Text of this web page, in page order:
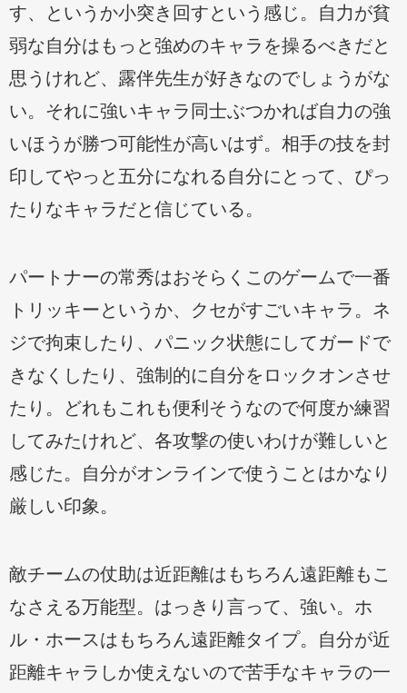
す、というか小突き回すという感じ。自力が貧
弱な自分はもっと強めのキャラを操るべきだと
思うけれど、露伴先生が好きなのでしょうがな
い。それに強いキャラ同士ぶつかれば自力の強
いほうが勝つ可能性が高いはず。相手の技を封
印してやっと五分になれる自分にとって、ぴっ
たりなキャラだと信じている。
パートナーの常秀はおそらくこのゲームで一番
トリッキーというか、クセがすごいキャラ。ネ
ジで拘束したり、パニック状態にしてガードで
きなくしたり、強制的に自分をロックオンさせ
たり。どれもこれも便利そうなので何度か練習
してみたけれど、各攻撃の使いわけが難しいと
感じた。自分がオンラインで使うことはかなり
厳しい印象。
敵チームの仗助は近距離はもちろん遠距離もこ
なさえる万能型。はっきり言って、強い。ホ
ル・ホースはもちろん遠距離タイプ。自分が近
距離キャラしか使えないので苦手なキャラの一